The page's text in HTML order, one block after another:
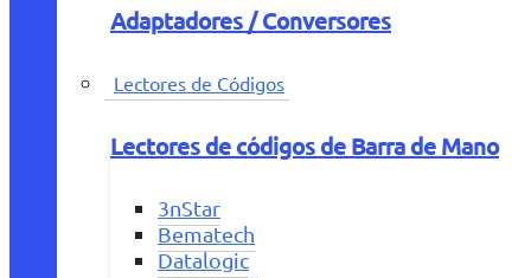
Adaptadores / Conversores
Lectores de Códigos
Lectores de códigos de Barra de Mano
3nStar
Bematech
Datalogic